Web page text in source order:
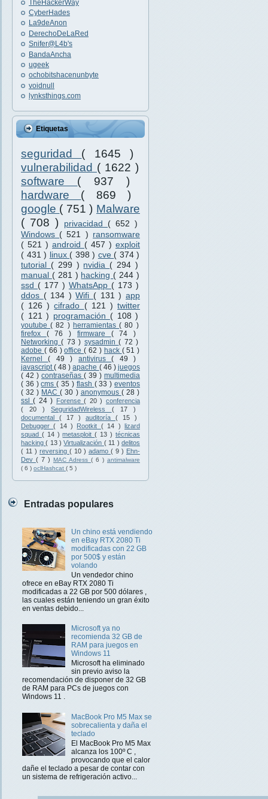
TheHackerWay
CyberHades
La9deAnon
DerechoDeLaRed
Snifer@L4b's
BandaAncha
ugeek
ochobitshacenunbyte
voidnull
lynksthings.com
Etiquetas
seguridad ( 1645 )
vulnerabilidad ( 1622 )
software ( 937 )
hardware ( 869 )
google ( 751 ) Malware
( 708 )
privacidad ( 652 )
Windows ( 521 ) ransomware
( 521 ) android ( 457 ) exploit
( 431 ) linux ( 398 ) cve ( 374 )
tutorial ( 299 ) nvidia ( 294 )
manual ( 281 ) hacking ( 244 )
ssd ( 177 ) WhatsApp ( 173 )
ddos ( 134 )Wifi ( 131 ) app
( 126 )cifrado ( 121 )twitter
( 121 ) programación ( 108 )
youtube( 82 ) herramientas( 80 )
firefox ( 76 ) firmware ( 74 )
Networking( 73 ) sysadmin( 72 )
adobe ( 66 )office( 62 ) hack ( 51 )
Kernel( 49 ) antivirus( 49 )
javascript( 48 )apache ( 46 ) juegos
( 42 ) contraseñas ( 39 ) multimedia
( 36 )cms( 35 ) flash ( 33 )eventos
( 32 ) MAC( 30 ) anonymous ( 28 )
ssl( 24 ) Forense( 20 ) conferencia
( 20 )SeguridadWireless ( 17 )
documental ( 17 ) auditoría ( 15 )
Debugger( 14 ) Rootkit ( 14 ) lizard
squad ( 14 )metasploit( 13 ) técnicas
hacking( 13 )Virtualización ( 11 ) delitos
( 11 ) reversing ( 10 ) adamo ( 9 ) Ehn-
Dev ( 7 ) MAC Adress ( 6 ) antimalware
( 6 ) oclHashcat ( 5 )
Entradas populares
Un chino está vendiendo
en eBay RTX 2080 Ti
modificadas con 22 GB
por 500$ y están
volando
Un vendedor chino
ofrece en eBay RTX 2080 Ti
modificadas a 22 GB por 500 dólares ,
las cuales están teniendo un gran éxito
en ventas debido...
Microsoft ya no
recomienda 32 GB de
RAM para juegos en
Windows 11
Microsoft ha eliminado
sin previo aviso la
recomendación de disponer de 32 GB
de RAM para PCs de juegos con
Windows 11 .
MacBook Pro M5 Max se
sobrecalienta y daña el
teclado
El MacBook Pro M5 Max
alcanza los 100º C ,
provocando que el calor
dañe el teclado a pesar de contar con
un sistema de refrigeración activo...